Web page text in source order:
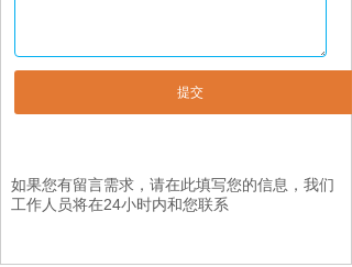
提交
如果您有留言需求，请在此填写您的信息，我们
工作人员将在24小时内和您联系